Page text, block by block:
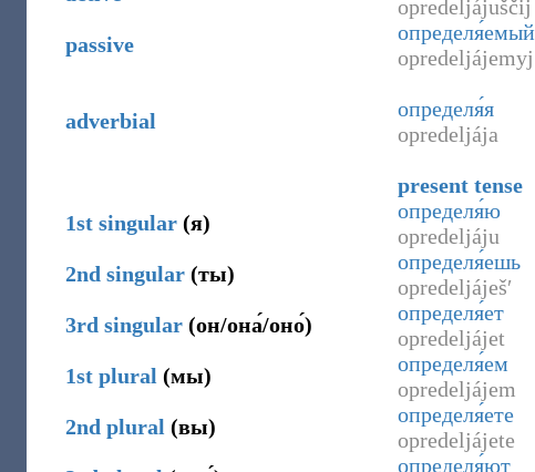
opredeljájuščij
passive
определя́емый
opredeljájemyj
adverbial
определя́я
opredeljája
present tense
1st singular (я)
определя́ю
opredeljáju
2nd singular (ты)
определя́ешь
opredeljáješʹ
3rd singular (он/она́/оно́)
определя́ет
opredeljájet
1st plural (мы)
определя́ем
opredeljájem
2nd plural (вы)
определя́ете
opredeljájete
определя́ют